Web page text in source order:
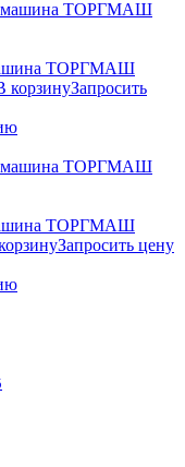
ТОРГМАШ
Запросить
ТОРГМАШ
Запросить цену